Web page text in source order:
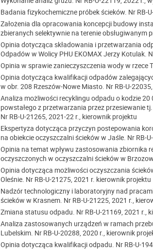
Badania fizykochemiczne próbek ścieków. Nr RB-
Założenia dla opracowania koncepcji budowy
zbieranych selektywnie na terenie obsługiwanym
Opinia dotycząca składowania i przetwarzania
Odpadów w Wolicy PHU EKOMAX Jerzy Kotulak.
Opinia w sprawie zanieczyszczenia wody w rzece
Opinia dotycząca kwalifikacji odpadów
w obr. 208 Rzeszów-Nowe Miasto. Nr RB-U-
Analiza możliwości recyklingu odpadu o kodzie 20
powstałego z przetwarzania przez przesiewanie
Nr RB-U-21265, 2021-22 r., kierownik projektu
Ekspertyza dotycząca przyczyn postepowania
na obiekcie oczyszczalni ścieków w Jaśle. Nr RB-
Opinia na temat wpływu zastosowania zbiornika
oczyszczonych w oczyszczalni ścieków w
Opinia dotycząca możliwości oczyszczania
Oleśnie. Nr RB-U-21275, 2021 r. kierownik projektu
Nadzór technologiczny i laboratoryjny nad
ścieków w Krasnem. Nr RB-U-21225, 2021 r.,
Zmiana statusu odpadu. Nr RB-U-21169, 2021 r.,
Analiza zastosowanych urządzeń w ramach
Lubelskim. Nr RB-U-20288, 2020 r., kierownik
Opinia dotycząca kwalifikacji odpadu. Nr RB-U-